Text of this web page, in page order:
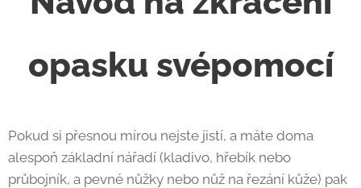
opasku svépomocí
Pokud si přesnou mírou nejste jistí, a máte doma
alespoň základní nářadí (kladivo, hřebík nebo
průbojník, a pevné nůžky nebo nůž na řezání kůže) pak